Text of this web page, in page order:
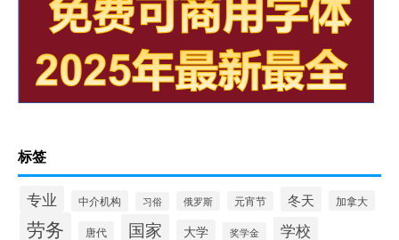
标签
专业 中介机构 习俗 俄罗斯 元宵节 冬天 加拿大
劳务 唐代 国家 大学 奖学金 学校